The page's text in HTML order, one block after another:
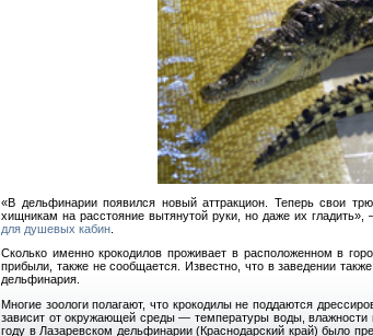
«В дельфинарии появился новый аттракцион. Теперь свои
хищникам на расстояние вытянутой руки, но даже их
для душевых кабин
Сколько именно крокодилов проживает в расположенном в
прибыли, также не сообщается. Известно, что в заведении
дельфинария.
Многие зоологи полагают, что крокодилы не поддаются
зависит от окружающей среды — температуры воды,
году в Лазаревском дельфинарии (Краснодарский край) было